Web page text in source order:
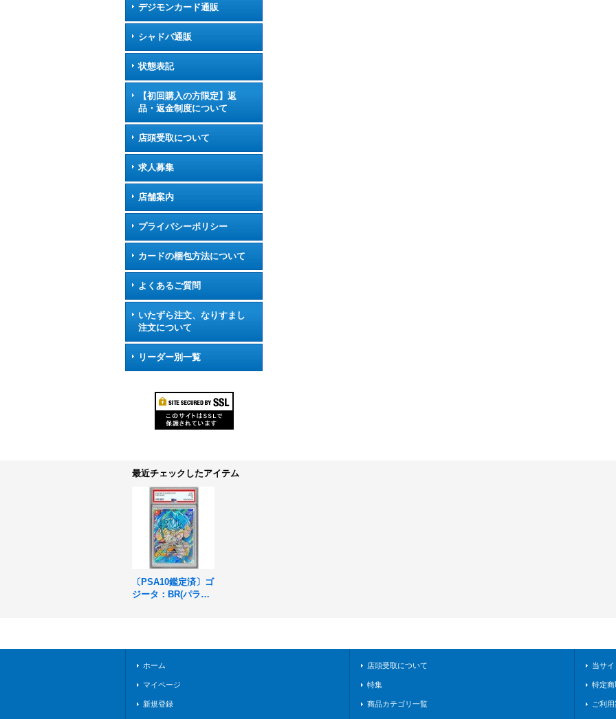
デジモンカード通販
シャドバ通販
状態表記
【初回購入の方限定】返
品・返金制度について
店頭受取について
求人募集
店舗案内
プライバシーポリシー
カードの梱包方法について
よくあるご質問
いたずら注文、なりすまし
注文について
リーダー別一覧
最近チェックしたアイテム
〔PSA10鑑定済〕ゴ
ジータ：BR(パラレ
ホーム
マイページ
新規登録
店頭受取について
特集
商品カテゴリ一覧
当サ
特定
ご利